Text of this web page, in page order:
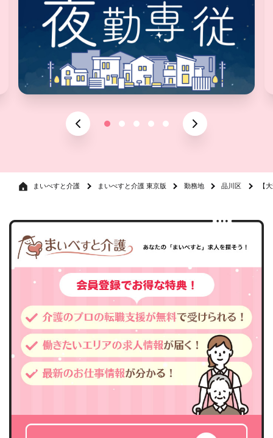
まいべすと介護 まいべすと介護 東京版 勤務地 品川区 【